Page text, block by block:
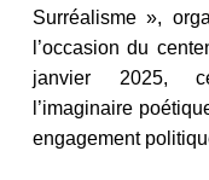
Surréalisme »,
l’occasion du
janvier 2025,
l’imaginaire
engagement